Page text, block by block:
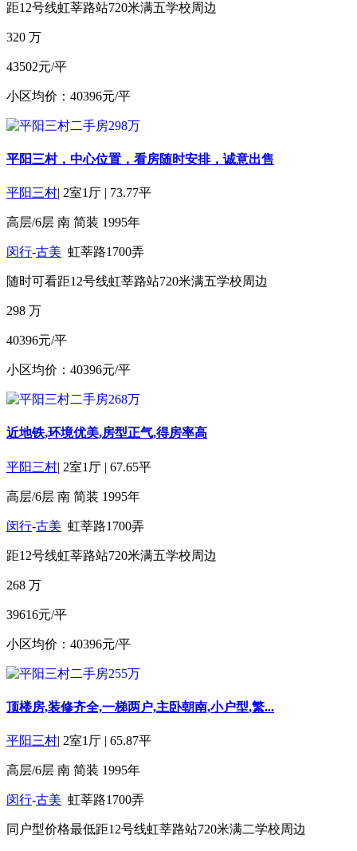
距12号线虹莘路站720米满五学校周边
320 万
43502元/平
小区均价：40396元/平
平阳三村，中心位置，看房随时安排，诚意出售
平阳三村| 2室1厅 | 73.77平
高层/6层 南 简装 1995年
闵行-古美 虹莘路1700弄
随时可看距12号线虹莘路站720米满五学校周边
298 万
40396元/平
小区均价：40396元/平
近地铁,环境优美,房型正气,得房率高
平阳三村| 2室1厅 | 67.65平
高层/6层 南 简装 1995年
闵行-古美 虹莘路1700弄
距12号线虹莘路站720米满五学校周边
268 万
39616元/平
小区均价：40396元/平
顶楼房,装修齐全,一梯两户,主卧朝南,小户型,繁...
平阳三村| 2室1厅 | 65.87平
高层/6层 南 简装 1995年
闵行-古美 虹莘路1700弄
同户型价格最低距12号线虹莘路站720米满二学校周边